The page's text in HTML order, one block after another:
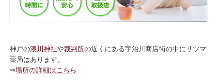
神戸の湊川神社や裁判所の近くにある宇治川商店街の中にサツマ
薬局はあります。
⇒場所の詳細はこちら